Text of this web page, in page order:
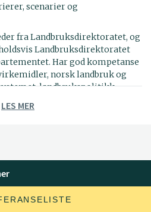
scenarier og
fra Landbruksdirektoratet, og
Landbruksdirektoratet
Har god kompetanse
norsk landbruk og
landbrukspolitikk,
LES MER